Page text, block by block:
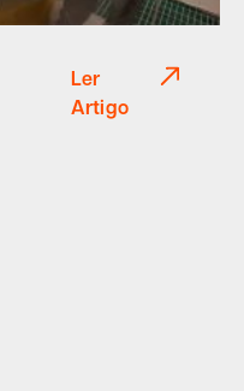
Ler
Artigo